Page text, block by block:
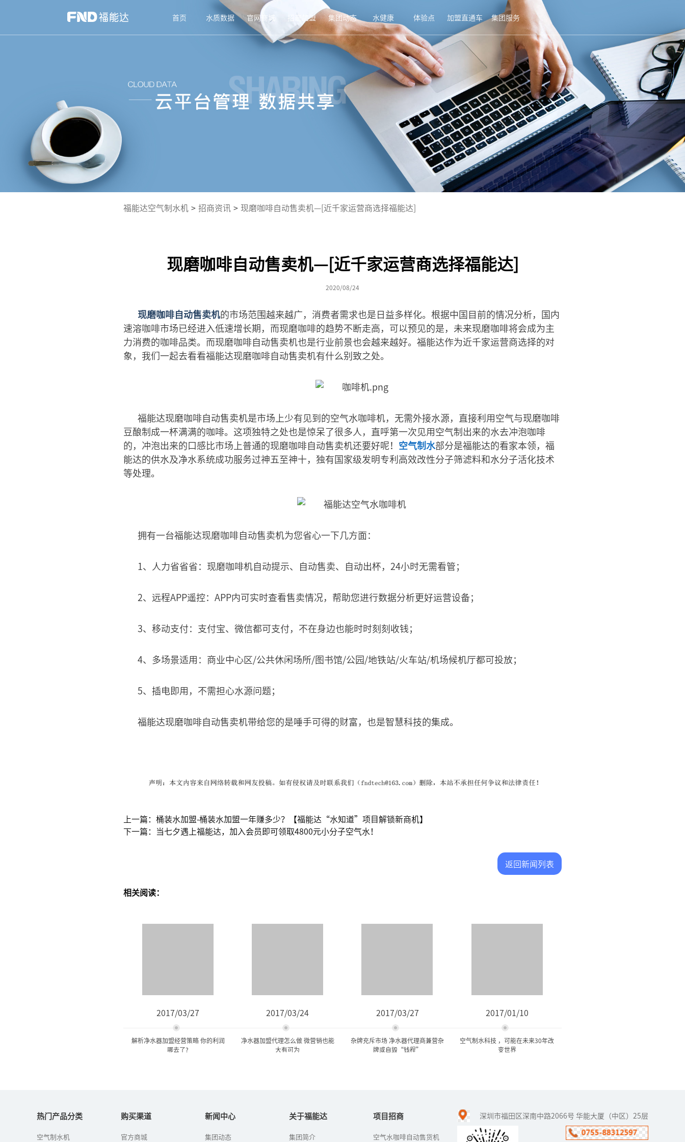
首页 水质数据 官网商城 招商加盟 集团动态 水健康 体验点 加盟直通车 集团服务
福能达空气制水机 > 招商资讯 > 现磨咖啡自动售卖机—[近千家运营商选择福能达]
现磨咖啡自动售卖机—[近千家运营商选择福能达]
2020/08/24
现磨咖啡自动售卖机的市场范围越来越广，消费者需求也是日益多样化。 根据中国目前的情况分析，国内
速溶咖啡市场已经进入低速增长期，而现磨咖啡的趋势不断走高，可以预见的是，未来现磨咖啡将会成为主
力消费的咖啡品类。而现磨咖啡自动售卖机也是行业前景也会越来越好。福能达作为近千家运营商选择的对
象，我们一起去看看福能达现磨咖啡自动售卖机有什么别致之处。
福能达现磨咖啡自动售卖机是市场上少有见到的空气水咖啡机，无需外接水源，直接利用空气与现磨咖啡
豆酿制成一杯满满的咖啡。这项独特之处也是惊呆了很多人，直呼第一次见用空气制出来的水去冲泡咖啡
的，冲泡出来的口感比市场上普通的现磨咖啡自动售卖机还要好呢！ 空气制水部分是福能达的看家本领，福
能达的供水及净水系统成功服务过神五至神十，独有国家级发明专利高效改性分子筛滤料和水分子活化技术
等处理。
拥有一台福能达现磨咖啡自动售卖机为您省心一下几方面：
1、人力省省省：现磨咖啡机自动提示、自动售卖、自动出杯，24小时无需看管；
2、远程APP遥控：APP内可实时查看售卖情况，帮助您进行数据分析更好运营设备；
3、移动支付：支付宝、微信都可支付，不在身边也能时时刻刻收钱；
4、多场景适用：商业中心区/公共休闲场所/图书馆/公园/地铁站/火车站/机场候机厅都可投放；
5、插电即用，不需担心水源问题；
福能达现磨咖啡自动售卖机带给您的是唾手可得的财富，也是智慧科技的集成。
上一篇：桶装水加盟-桶装水加盟一年赚多少？【福能达“水知道”项目解锁新商机】
下一篇：当七夕遇上福能达，加入会员即可领取4800元小分子空气水！
返回新闻列表
相关阅读：
2017/03/27
解析净水器加盟经营策略 你的利润
哪去了?
净水器利润怎么样？净水
2017/03/24
净水器加盟代理怎么做 微营销也能
大有可为
当下，人人都有一部智能
2017/03/27
杂牌充斥市场 净水器代理商兼营杂
牌或自毁“钱程”
随着净水器行业进入品牌
2017/01/10
空气制水科技 ，可能在未来30年改
变世界
空气制水是为了解决水资
热门产品分类
空气制水机
购买渠道
官方商城
新闻中心
集团动态
关于福能达
集团简介
项目招商
空气水咖啡自动售货机
深圳市福田区深南中路2066号 华能大厦（中区）25层